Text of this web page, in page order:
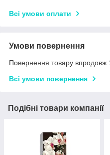
Всі умови оплати
Умови повернення
Повернення товару впродовж
Всі умови повернення
Подібні товари компанії